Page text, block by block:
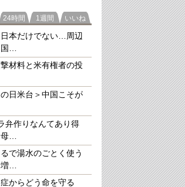
ランキング
24時間 1週間 いいね
本だけでない…周辺
…
材料と米有権者の投
日米台＞中国こそが
弁作りなんてあり得
…
で湯水のごとく使う
…
からどう命を守る